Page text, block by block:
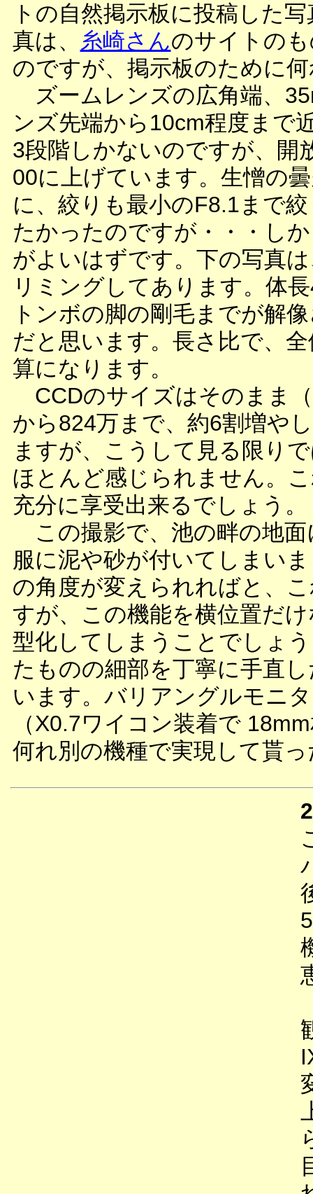
トの自然掲示板に投稿した
真は、
糸崎さんのサイトの
のですが、掲示板のために
ズームレンズの広角端、
ンズ先端から10cm程度まで
3段階しかないのですが、開
00に上げています。生憎の
に、絞りも最小のF8.1まで
たかったのですが・・・し
がよいはずです。下の写真
リミングしてあります。体
トンボの脚の剛毛までが解
だと思います。長さ比で、
算になります。
CCDのサイズはそのまま
から824万まで、約6割増や
ますが、こうして見る限り
ほとんど感じられません。
充分に享受出来るでしょう。
この撮影で、池の畔の地
服に泥や砂が付いてしまい
の角度が変えられればと、
すが、この機能を横位置だ
型化してしまうことでしょ
たものの細部を丁寧に手直
います。バリアングルモニ
（X0.7ワイコン装着で
何れ別の機種で実現して貰